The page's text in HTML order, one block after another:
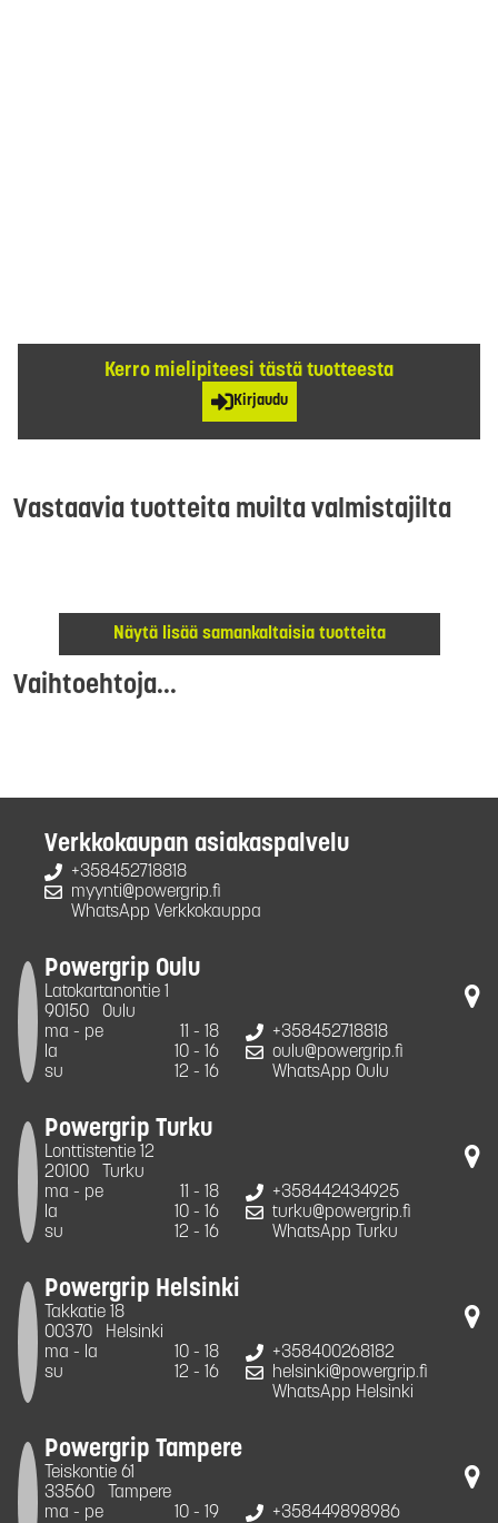
Kerro mielipiteesi tästä tuotteesta
Kirjaudu
Vastaavia tuotteita muilta valmistajilta
Näytä lisää samankaltaisia tuotteita
Vaihtoehtoja...
Verkkokaupan asiakaspalvelu
+358452718818
myynti@powergrip.fi
WhatsApp Verkkokauppa
Powergrip Oulu
Latokartanontie 1
90150
Oulu
ma - pe
11 - 18
la
10 - 16
su
12 - 16
+358452718818
oulu@powergrip.fi
WhatsApp Oulu
Powergrip Turku
Lonttistentie 12
20100
Turku
ma - pe
11 - 18
la
10 - 16
su
12 - 16
+358442434925
turku@powergrip.fi
WhatsApp Turku
Powergrip Helsinki
Takkatie 18
00370
Helsinki
ma - la
10 - 18
su
12 - 16
+358400268182
helsinki@powergrip.fi
WhatsApp Helsinki
Powergrip Tampere
Teiskontie 61
33560
Tampere
ma - pe
10 - 19
+358449898986